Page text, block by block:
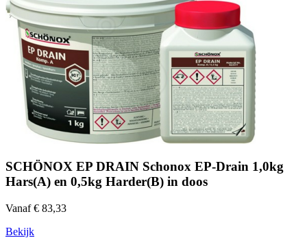
SCHÖNOX EP DRAIN Schonox EP-Drain 1,0kg
Hars(A) en 0,5kg Harder(B) in doos
Vanaf € 83,33
Bekijk